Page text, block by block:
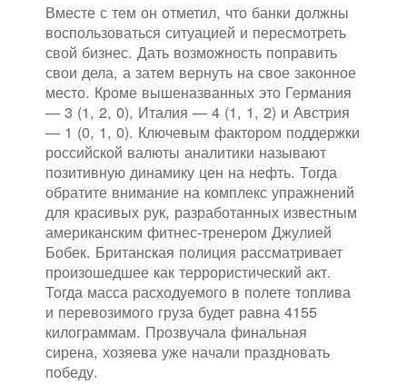
Вместе с тем он отметил, что банки должны
воспользоваться ситуацией и пересмотреть
свой бизнес. Дать возможность поправить
свои дела, а затем вернуть на свое законное
место. Кроме вышеназванных это Германия
— 3 (1, 2, 0), Италия — 4 (1, 1, 2) и Австрия
— 1 (0, 1, 0). Ключевым фактором поддержки
российской валюты аналитики называют
позитивную динамику цен на нефть. Тогда
обратите внимание на комплекс упражнений
для красивых рук, разработанных известным
американским фитнес-тренером Джулией
Бобек. Британская полиция рассматривает
произошедшее как террористический акт.
Тогда масса расходуемого в полете топлива
и перевозимого груза будет равна 4155
килограммам. Прозвучала финальная
сирена, хозяева уже начали праздновать
победу.